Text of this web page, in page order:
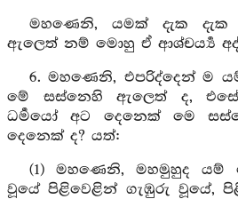
මහණෙනි, යමක් දැක දැක
ඇලෙත් නම් මොහු ඒ ආශ්චර්‍ය්‍ය
6. මහණෙනි, එපරිද්දෙන් ම
මේ සස්නෙහි ඇලෙත් ද, එසේ
ධර්‍මයෝ අට දෙනෙක් මෙ
දෙනෙක් ද? යත්:
(1) මහණෙනි, මහමුහුද
වූයේ පිළිවෙළින් ගැඹුරු වූයේ,